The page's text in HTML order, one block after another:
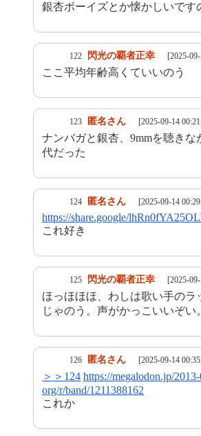
銀杏ボーイズとか懐かしいです
122 閃光の覇者正幸 [2025-
ここ平均年齢高くていいのう
123 匿名さん [2025-09-14
ナンバガと銀杏、9mmを聴きな
代だった
124 匿名さん [2025-09-14
https://share.google/
これ好き
125 閃光の覇者正幸 [2025-
ほっほほほ、わしは歌い手のラ
じゃのう。声がかっこいいぞい。
126 匿名さん [2025-09-14
＞＞124 https://megalodon.jp/
org/r/band/1211388162
これか